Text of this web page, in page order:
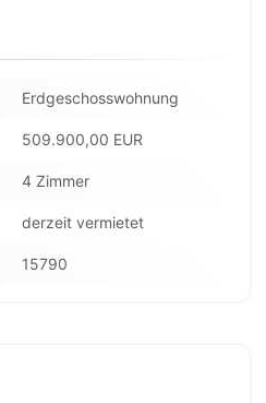
Erdgeschosswohnung
509.900,00 EUR
4 Zimmer
derzeit vermietet
15790